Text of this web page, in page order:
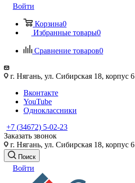
Войти
Корзина0
Избранные товары0
Сравнение товаров0
г. Нягань, ул. Сибирская 18, корпус 6
Вконтакте
YouTube
Одноклассники
+7 (34672) 5-02-23
Заказать звонок
г. Нягань, ул. Сибирская 18, корпус 6
Поиск
Войти